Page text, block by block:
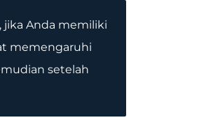
jika Anda memiliki
memengaruhi
setelah